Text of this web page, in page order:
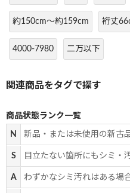
約150cm～約159cm 裄丈
4000-7980 二万以下
商品状態ランク一覧
N 新品・または未使用の新古
S 目立たない箇所にもシミ・
A わずかなシミ汚れはある場